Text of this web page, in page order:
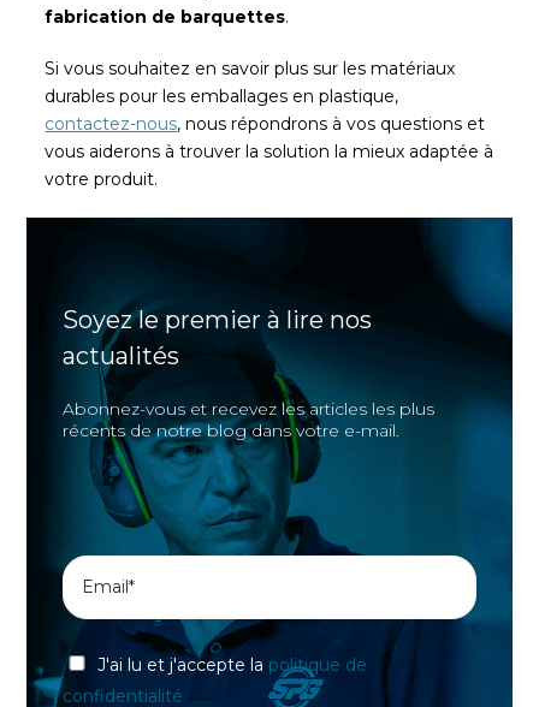
fabrication de barquettes.
Si vous souhaitez en savoir plus sur les matériaux
durables pour les emballages en plastique,
contactez-nous, nous répondrons à vos questions et
vous aiderons à trouver la solution la mieux adaptée à
votre produit.
Soyez le premier à lire nos
actualités
Abonnez-vous et recevez les articles les plus
récents de notre blog dans votre e-mail.
J'ai lu et j'accepte la politique de
confidentialité